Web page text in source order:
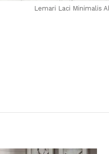
Lemari Laci Minimalis